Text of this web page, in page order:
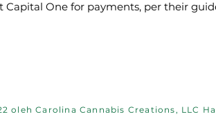
Capital One for payments, per their
oleh Carolina Cannabis Creations, LLC